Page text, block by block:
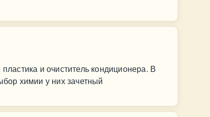
и очиститель кондиционера. В
химии у них зачетный